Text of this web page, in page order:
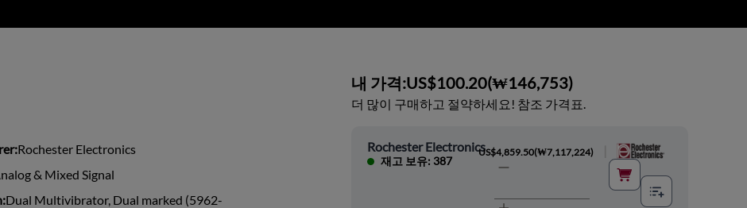
Rochester Electronics
& Mixed Signal
Dual Multivibrator, Dual marked (5962-
내 가격:US$100.20(₩146,753)
더 많이 구매하고 절약하세요! 참조 가격표.
Rochester Electronics
재고 보유: 387
US$4,859.50(₩7,117,224)